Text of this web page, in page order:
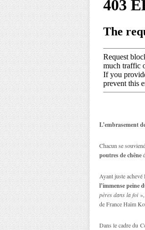
L’embrasement
Chacun se
poutres de chêne
Ayant juste
l’immense peine
pères dans la foi»,
de France Haïm
Dans le cadre du